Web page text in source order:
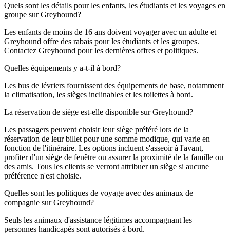
Quels sont les détails pour les enfants, les étudiants et les voyages en
groupe sur Greyhound?
Les enfants de moins de 16 ans doivent voyager avec un adulte et
Greyhound offre des rabais pour les étudiants et les groupes.
Contactez Greyhound pour les dernières offres et politiques.
Quelles équipements y a-t-il à bord?
Les bus de lévriers fournissent des équipements de base, notamment
la climatisation, les sièges inclinables et les toilettes à bord.
La réservation de siège est-elle disponible sur Greyhound?
Les passagers peuvent choisir leur siège préféré lors de la
réservation de leur billet pour une somme modique, qui varie en
fonction de l'itinéraire. Les options incluent s'asseoir à l'avant,
profiter d'un siège de fenêtre ou assurer la proximité de la famille ou
des amis. Tous les clients se verront attribuer un siège si aucune
préférence n'est choisie.
Quelles sont les politiques de voyage avec des animaux de
compagnie sur Greyhound?
Seuls les animaux d'assistance légitimes accompagnant les
personnes handicapés sont autorisés à bord.